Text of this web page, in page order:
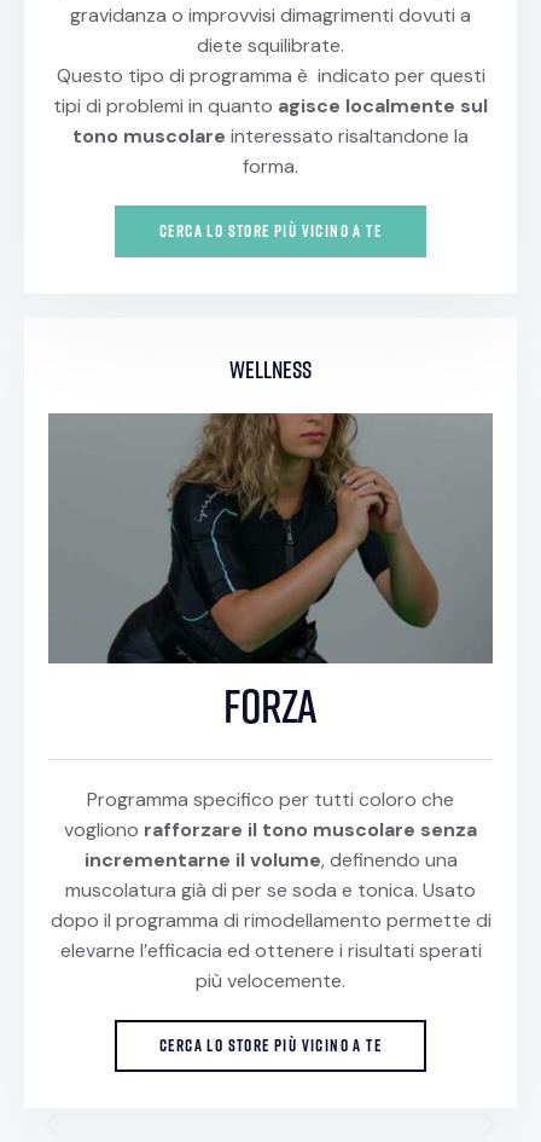
gravidanza o improvvisi dimagrimenti dovuti a
diete squilibrate.
Questo tipo di programma è indicato per questi
tipi di problemi in quanto agisce localmente sul
tono muscolare interessato risaltandone la
forma.
CERCA LO STORE PIÙ VICINO A TE
wellness
FORZA
Programma specifico per tutti coloro che
vogliono rafforzare il tono muscolare senza
incrementarne il volume, definendo una
muscolatura già di per se soda e tonica. Usato
dopo il programma di rimodellamento permette di
elevarne l’efficacia ed ottenere i risultati sperati
più velocemente.
CERCA LO STORE PIÙ VICINO A TE